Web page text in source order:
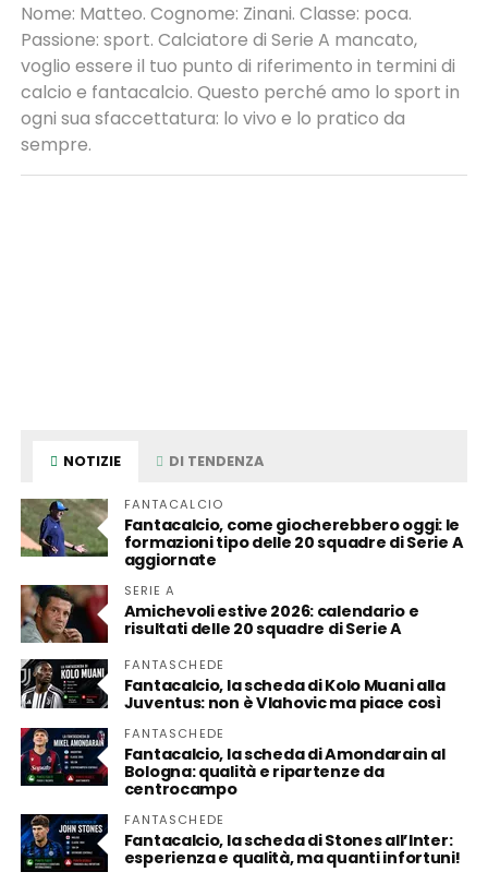
Nome: Matteo. Cognome: Zinani. Classe: poca.
Passione: sport. Calciatore di Serie A mancato,
voglio essere il tuo punto di riferimento in termini di
calcio e fantacalcio. Questo perché amo lo sport in
ogni sua sfaccettatura: lo vivo e lo pratico da
sempre.
NOTIZIE DI TENDENZA
FANTACALCIO
Fantacalcio, come giocherebbero oggi: le
formazioni tipo delle 20 squadre di Serie A
aggiornate
SERIE A
Amichevoli estive 2026: calendario e
risultati delle 20 squadre di Serie A
FANTASCHEDE
Fantacalcio, la scheda di Kolo Muani alla
Juventus: non è Vlahovic ma piace così
FANTASCHEDE
Fantacalcio, la scheda di Amondarain al
Bologna: qualità e ripartenze da
centrocampo
FANTASCHEDE
Fantacalcio, la scheda di Stones all’Inter:
esperienza e qualità, ma quanti infortuni!